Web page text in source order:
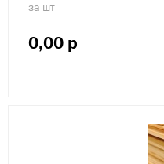
за шт
0,00 р